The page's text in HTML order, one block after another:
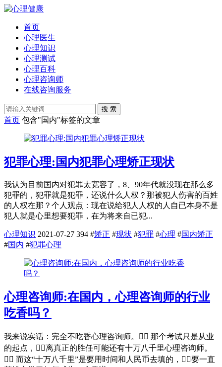
首页
心理医生
心理知识
心理测试
心理百科
心理咨询师
在线咨询服务
搜 索
首页 包含"国内"标签的文章
犯罪心理:国内犯罪心理矫正现状
我认为目前国内对犯罪太宽容了，8、90年代就没现在那么多
犯罪的，犯罪就是犯罪，还说什么人权？那被犯人伤害的百姓
的人权在那？个人观点：现在说给犯人人权的人自已本身不是
犯人就是心里想要犯罪，在为将来自已犯...
心理知识 2021-07-27 394 #矫正 #现状 #犯罪 #心理 #国内矫正
#国内 #犯罪心理
心理咨询师:在国内，心理咨询师的行业
吃香吗？
我来说实话：完全不吃香心理咨询师。 那个考试只是从业
的起点，离真正的胜任可能还有十万八千里心理咨询师。
 而这“十万八千里”是要用时间和人民币去填的，要一直